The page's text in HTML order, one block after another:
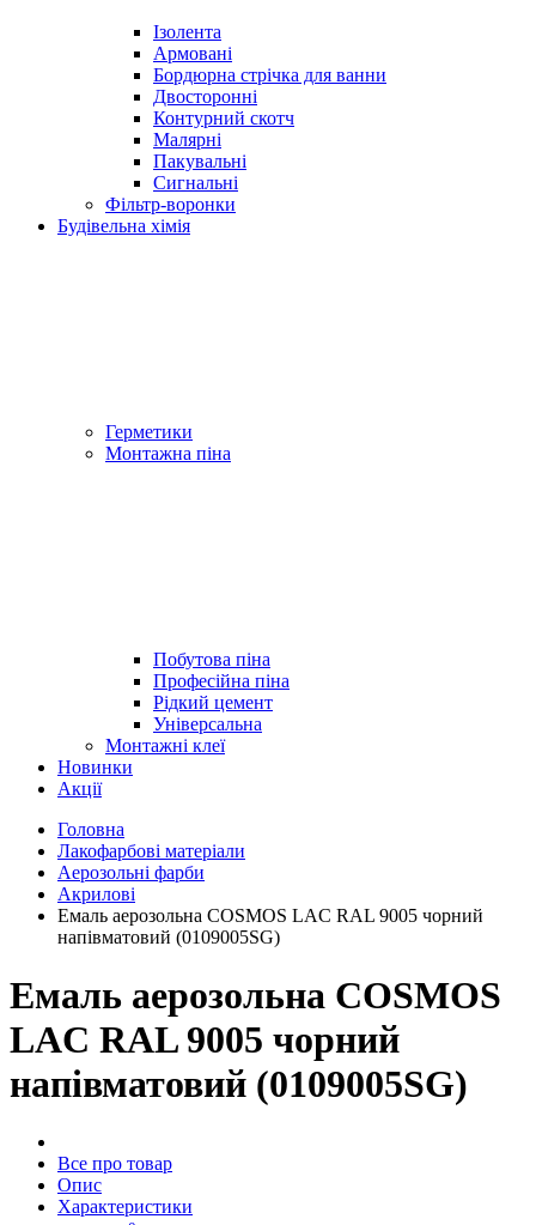
Ізолента
Армовані
Бордюрна стрічка для ванни
Двосторонні
Контурний скотч
Малярні
Пакувальні
Сигнальні
Фільтр-воронки
Будівельна хімія
Герметики
Монтажна піна
Побутова піна
Професійна піна
Рідкий цемент
Універсальна
Монтажні клеї
Новинки
Акції
Головна
Лакофарбові матеріали
Аерозольні фарби
Акрилові
Емаль аерозольна COSMOS LAC RAL 9005 чорний
напівматовий (0109005SG)
Емаль аерозольна COSMOS
LAC RAL 9005 чорний
напівматовий (0109005SG)
Все про товар
Опис
Характеристики